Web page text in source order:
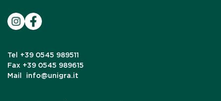
Tel
+39 0545 989511
Fax +39 0545 989615
Mail
info@unigra.it